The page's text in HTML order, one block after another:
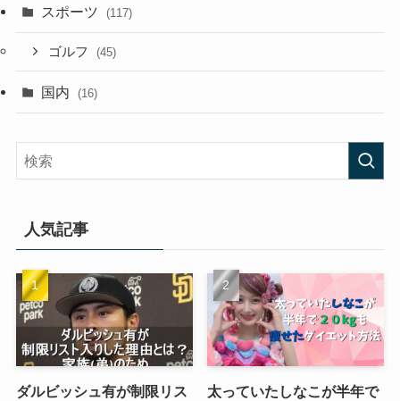
スポーツ (117)
ゴルフ (45)
国内 (16)
人気記事
ダルビッシュ有が制限リス
太っていたしなこが半年で